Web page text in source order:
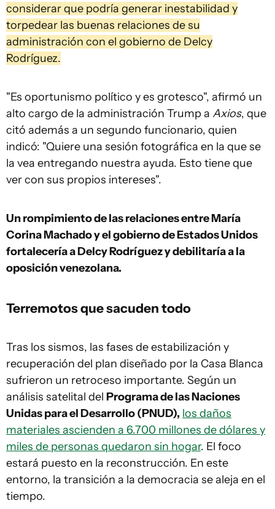
considerar que podría generar inestabilidad y
torpedear las buenas relaciones de su
administración con el gobierno de Delcy
Rodríguez.
"Es oportunismo político y es grotesco", afirmó un
alto cargo de la administración Trump a Axios, que
citó además a un segundo funcionario, quien
indicó: "Quiere una sesión fotográfica en la que se
la vea entregando nuestra ayuda. Esto tiene que
ver con sus propios intereses".
Un rompimiento de las relaciones entre María
Corina Machado y el gobierno de Estados Unidos
fortalecería a Delcy Rodríguez y debilitaría a la
oposición venezolana.
Terremotos que sacuden todo
Tras los sismos, las fases de estabilización y
recuperación del plan diseñado por la Casa Blanca
sufrieron un retroceso importante. Según un
análisis satelital del Programa de las Naciones
Unidas para el Desarrollo (PNUD), los daños
materiales ascienden a 6.700 millones de dólares y
miles de personas quedaron sin hogar. El foco
estará puesto en la reconstrucción. En este
entorno, la transición a la democracia se aleja en el
tiempo.